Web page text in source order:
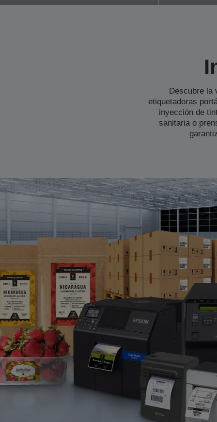
Descubre la
etiquetadoras
inyección de
sanitaria o